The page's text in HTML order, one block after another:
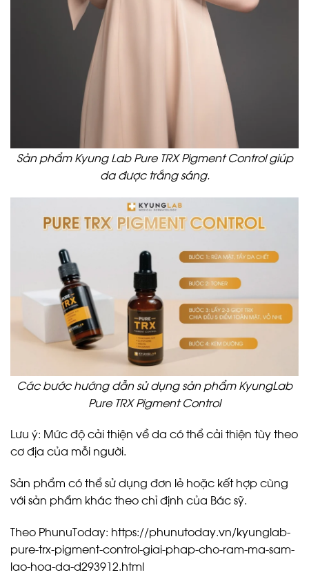
Sản phẩm Kyung Lab Pure TRX Pigment Control giúp
da được trắng sáng.
Các bước hướng dẫn sử dụng sản phẩm KyungLab
Pure TRX Pigment Control
Lưu ý: Mức độ cải thiện về da có thể cải thiện tùy theo
cơ địa của mỗi người.
Sản phẩm có thể sử dụng đơn lẻ hoặc kết hợp cùng
với sản phẩm khác theo chỉ định của Bác sỹ.
Theo PhunuToday: https://phunutoday.vn/kyunglab-
pure-trx-pigment-control-giai-phap-cho-ram-ma-sam-
lao-hoa-da-d293912.html